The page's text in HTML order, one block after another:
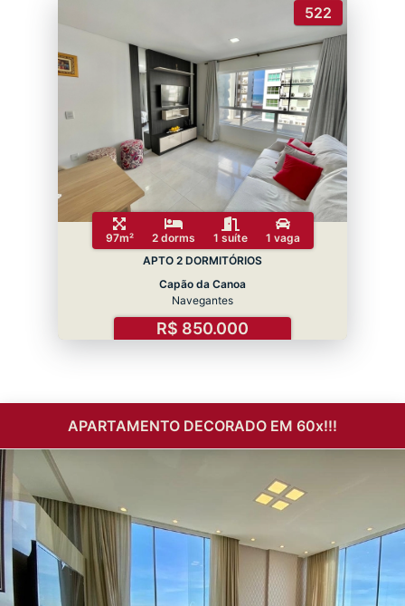
522
97m² 2 dorms 1 suíte
1 vaga
APTO 2 DORMITÓRIOS
Capão da Canoa
Navegantes
R$ 850.000
APARTAMENTO DECORADO EM 60x!!!